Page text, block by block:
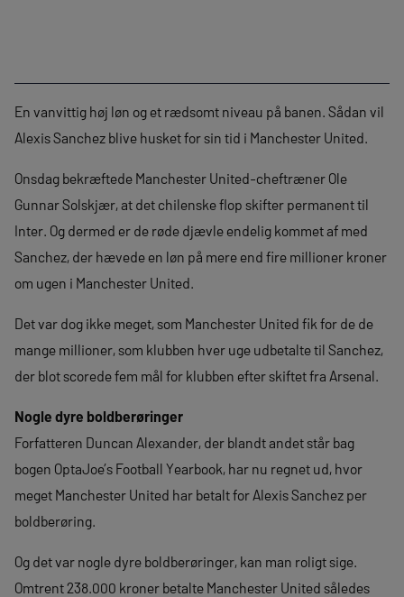
En vanvittig høj løn og et rædsomt niveau på banen. Sådan vil
Alexis Sanchez blive husket for sin tid i Manchester United.
Onsdag bekræftede Manchester United-cheftræner Ole
Gunnar Solskjær, at det chilenske flop skifter permanent til
Inter. Og dermed er de røde djævle endelig kommet af med
Sanchez, der hævede en løn på mere end fire millioner kroner
om ugen i Manchester United.
Det var dog ikke meget, som Manchester United fik for de de
mange millioner, som klubben hver uge udbetalte til Sanchez,
der blot scorede fem mål for klubben efter skiftet fra Arsenal.
Nogle dyre boldberøringer
Forfatteren Duncan Alexander, der blandt andet står bag
bogen OptaJoe’s Football Yearbook, har nu regnet ud, hvor
meget Manchester United har betalt for Alexis Sanchez per
boldberøring.
Og det var nogle dyre boldberøringer, kan man roligt sige.
Omtrent 238.000 kroner betalte Manchester United således